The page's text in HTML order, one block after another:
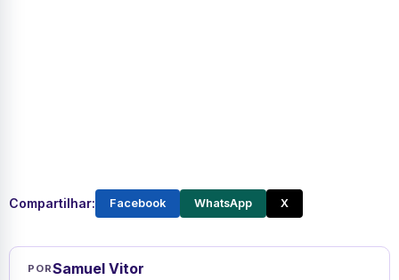
Compartilhar: Facebook WhatsApp X
PORSamuel Vitor